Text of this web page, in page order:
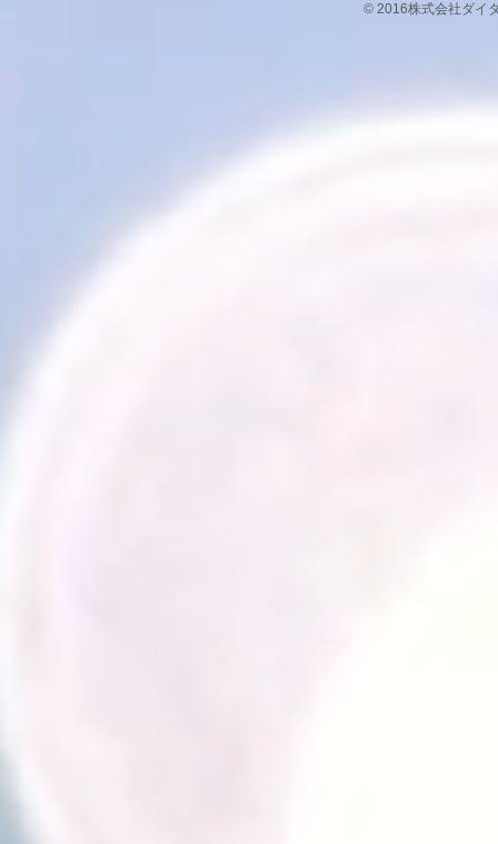
© 2016株式会社ダ